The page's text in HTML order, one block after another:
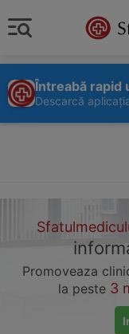
Întreabă rapid
Descarcă
Promoveaza
la peste 3